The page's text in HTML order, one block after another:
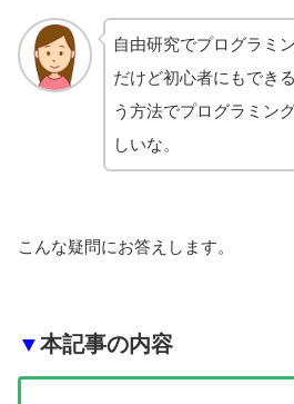
自由研究でプログラミ
だけど初心者にもでき
う方法でプログラミン
しいな。
こんな疑問にお答えします。
▼本記事の内容